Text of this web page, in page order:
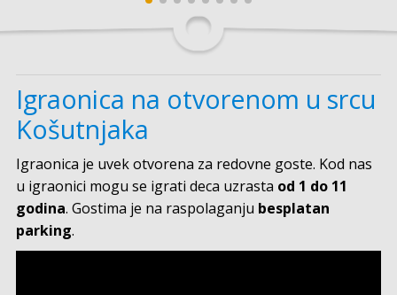
Igraonica na otvorenom u srcu
Košutnjaka
Igraonica je uvek otvorena za redovne goste. Kod nas
u igraonici mogu se igrati deca uzrasta od 1 do 11
godina. Gostima je na raspolaganju besplatan
parking.